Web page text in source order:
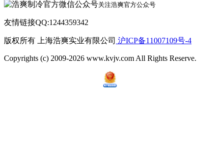
关注浩爽官方公众号
友情链接QQ:1244359342
版权所有 上海浩爽实业有限公司 沪ICP备11007109号-4
Copyrights (c) 2009-2026 www.kvjv.com All Rights Reserve.